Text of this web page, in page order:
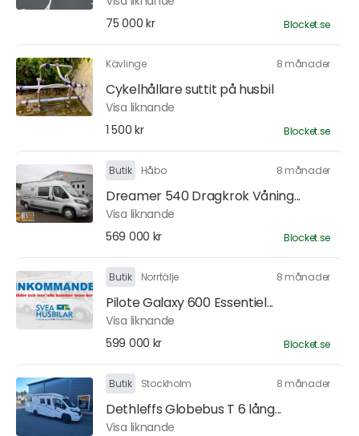
75 000 kr
Blocket.se
Kävlinge 8 månader
Cykelhållare suttit på husbil
Visa liknande
1 500 kr
Blocket.se
Butik Håbo 8 månader
Dreamer 540 Dragkrok Våning...
Visa liknande
569 000 kr
Blocket.se
Butik Norrtälje 8 månader
Pilote Galaxy 600 Essentiel...
Visa liknande
599 000 kr
Blocket.se
Butik Stockholm 8 månader
Dethleffs Globebus T 6 lång...
Visa liknande